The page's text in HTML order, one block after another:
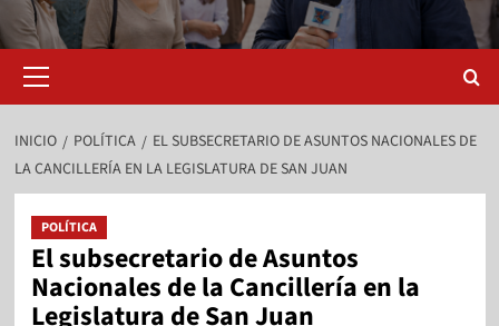
INICIO POLÍTICA
EL SUBSECRETARIO DE ASUNTOS NACIONALES DE
LA CANCILLERÍA EN LA LEGISLATURA DE SAN JUAN
POLÍTICA
El subsecretario de Asuntos
Nacionales de la Cancillería en la
Legislatura de San Juan